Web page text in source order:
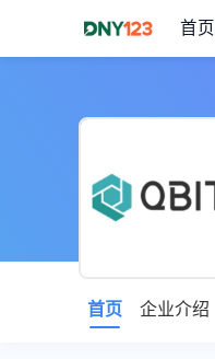
首页
首页 企业介绍